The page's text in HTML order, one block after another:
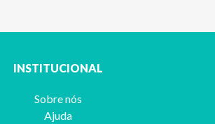
INSTITUCIONAL
Sobre nós
Ajuda